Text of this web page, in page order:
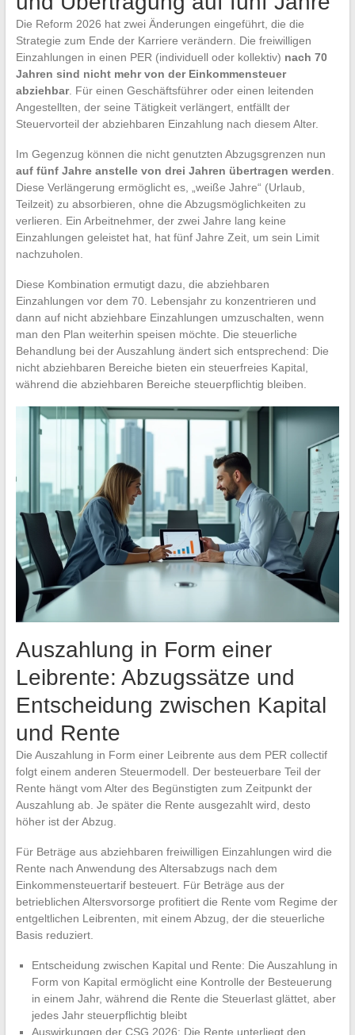
Die Reform 2026 hat zwei Änderungen eingeführt, die die
Strategie zum Ende der Karriere verändern. Die freiwilligen
Einzahlungen in einen PER (individuell oder kollektiv) nach 70
Jahren sind nicht mehr von der Einkommensteuer
abziehbar. Für einen Geschäftsführer oder einen leitenden
Angestellten, der seine Tätigkeit verlängert, entfällt der
Steuervorteil der abziehbaren Einzahlung nach diesem Alter.
Im Gegenzug können die nicht genutzten Abzugsgrenzen nun
auf fünf Jahre anstelle von drei Jahren übertragen werden
Diese Verlängerung ermöglicht es, „weiße Jahre“ (Urlaub,
Teilzeit) zu absorbieren, ohne die Abzugsmöglichkeiten zu
verlieren. Ein Arbeitnehmer, der zwei Jahre lang keine
Einzahlungen geleistet hat, hat fünf Jahre Zeit, um sein Limit
nachzuholen.
Diese Kombination ermutigt dazu, die abziehbaren
Einzahlungen vor dem 70. Lebensjahr zu konzentrieren und
dann auf nicht abziehbare Einzahlungen umzuschalten, wenn
man den Plan weiterhin speisen möchte. Die steuerliche
Behandlung bei der Auszahlung ändert sich entsprechend: Die
nicht abziehbaren Bereiche bieten ein steuerfreies Kapital,
während die abziehbaren Bereiche steuerpflichtig bleiben.
Auszahlung in Form einer
Leibrente: Abzugssätze und
Entscheidung zwischen Kapital
und Rente
Die Auszahlung in Form einer Leibrente aus dem PER collectif
folgt einem anderen Steuermodell. Der besteuerbare Teil der
Rente hängt vom Alter des Begünstigten zum Zeitpunkt der
Auszahlung ab. Je später die Rente ausgezahlt wird, desto
höher ist der Abzug.
Für Beträge aus abziehbaren freiwilligen Einzahlungen wird die
Rente nach Anwendung des Altersabzugs nach dem
Einkommensteuertarif besteuert. Für Beträge aus der
betrieblichen Altersvorsorge profitiert die Rente vom Regime der
entgeltlichen Leibrenten, mit einem Abzug, der die steuerliche
Basis reduziert.
Entscheidung zwischen Kapital und Rente: Die Auszahlung in
Form von Kapital ermöglicht eine Kontrolle der Besteuerung
in einem Jahr, während die Rente die Steuerlast glättet, aber
jedes Jahr steuerpflichtig bleibt
Auswirkungen der CSG 2026: Die Rente unterliegt den